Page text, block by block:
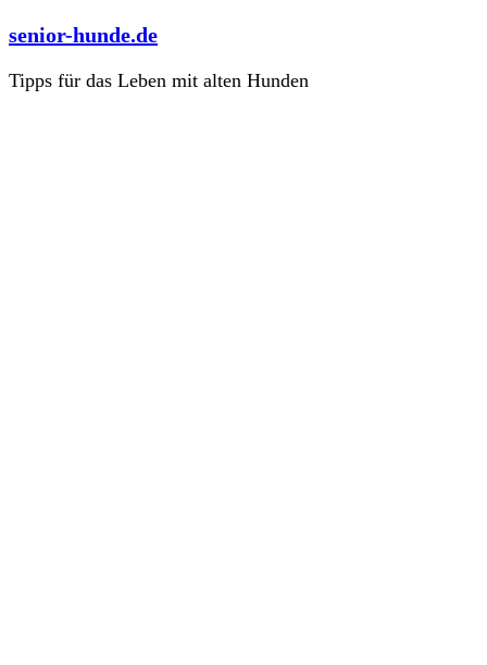
Zum
springen
senior-hunde.de
Tipps für das Leben mit alten Hunden